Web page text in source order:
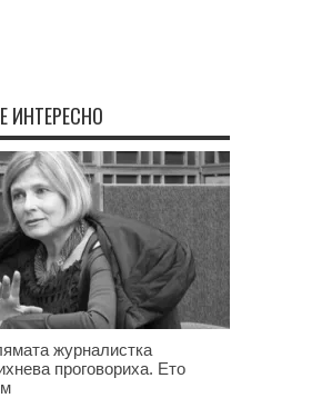
ИНТЕРЕСНО
журналистка
проговориха. Ето